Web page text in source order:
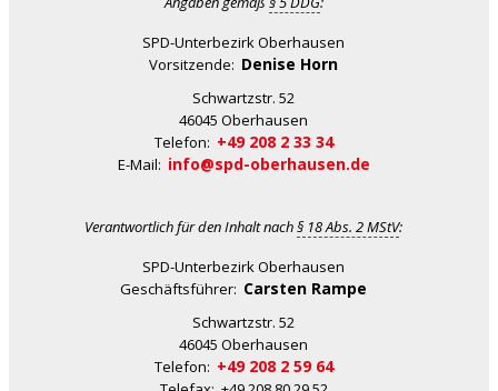
SPD-Unterbezirk Oberhausen
Vorsitzende: Denise Horn
Schwartzstr. 52
46045 Oberhausen
Telefon: +49 208 2 33 34
E-Mail: info@spd-oberhausen.de
Verantwortlich für den Inhalt nach§ 18 Abs. 2 MStV:
SPD-Unterbezirk Oberhausen
Geschäftsführer: Carsten Rampe
Schwartzstr. 52
46045 Oberhausen
Telefon: +49 208 2 59 64